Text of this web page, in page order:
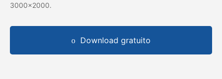
3000x2000.
Download gratuito